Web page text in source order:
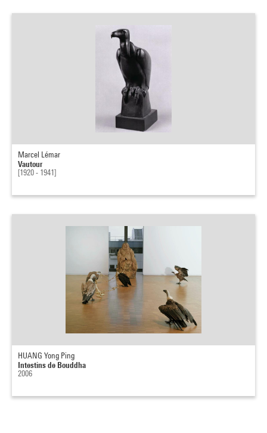
Marcel Lémar
Vautour
[1920 - 1941]
HUANG Yong Ping
Intestins de Bouddha
2006